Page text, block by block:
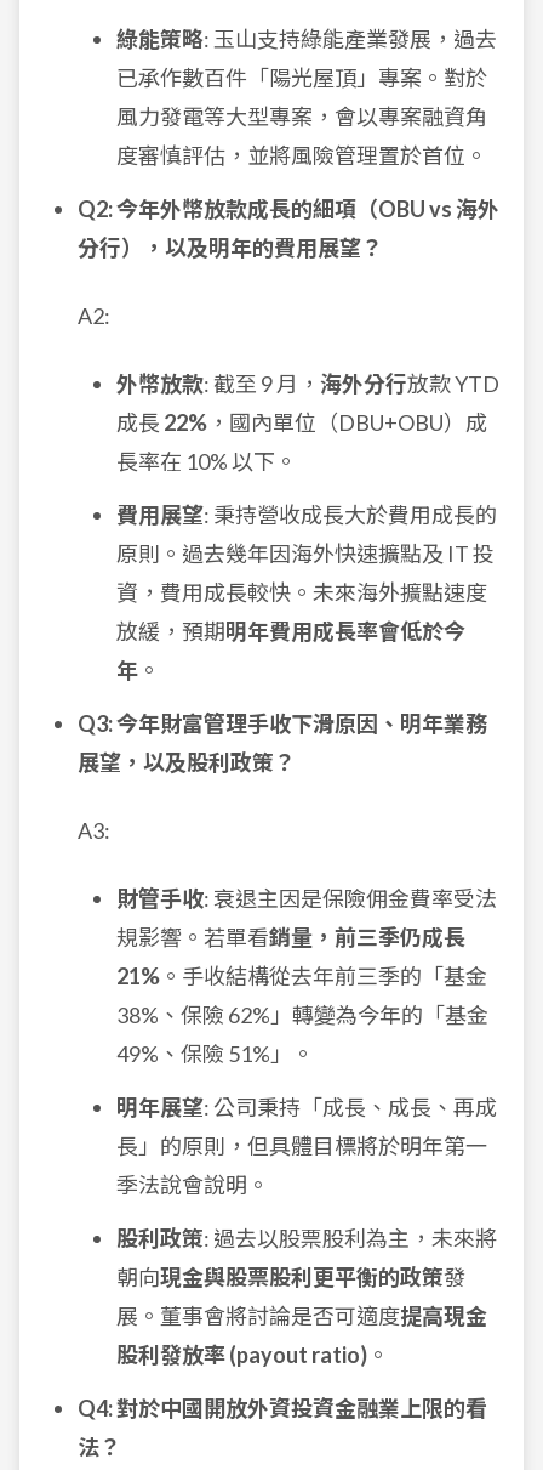
綠能策略: 玉山支持綠能產業發展，過去
已承作數百件「陽光屋頂」專案。對於
風力發電等大型專案，會以專案融資角
度審慎評估，並將風險管理置於首位。
Q2: 今年外幣放款成長的細項（OBU vs 海外
分行），以及明年的費用展望？
A2:
外幣放款: 截至 9 月， 海外分行放款 YTD
成長 22% ，國內單位（DBU+OBU）成
長率在 10% 以下。
費用展望: 秉持營收成長大於費用成長的
原則。過去幾年因海外快速擴點及 IT 投
資，費用成長較快。未來海外擴點速度
放緩，預期明年費用成長率會低於今
年 。
Q3: 今年財富管理手收下滑原因、明年業務
展望，以及股利政策？
A3:
財管手收: 衰退主因是保險佣金費率受法
規影響。若單看銷量，前三季仍成長
21% 。手收結構從去年前三季的「基金
38%、保險 62%」轉變為今年的「基金
49%、保險 51%」。
明年展望: 公司秉持「成長、成長、再成
長」的原則，但具體目標將於明年第一
季法說會說明。
股利政策: 過去以股票股利為主，未來將
朝向現金與股票股利更平衡的政策發
展。董事會將討論是否可適度提高現金
股利發放率 (payout ratio) 。
Q4: 對於中國開放外資投資金融業上限的看
法？